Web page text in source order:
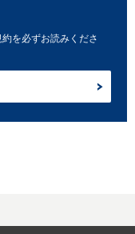
を必ずお読みくださ